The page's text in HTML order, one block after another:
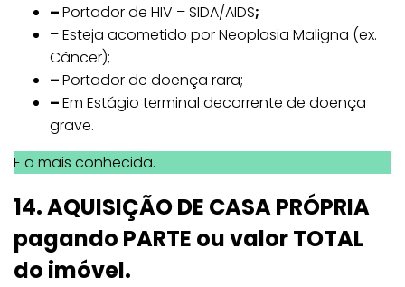
–Portador de HIV – SIDA/AIDS;
– Esteja acometido por Neoplasia Maligna (ex.
Câncer);
–Portador de doença rara;
–Em Estágio terminal decorrente de doença
grave.
E a mais conhecida.
14. AQUISIÇÃO DE CASA PRÓPRIA
pagando PARTE ou valor TOTAL
do imóvel.